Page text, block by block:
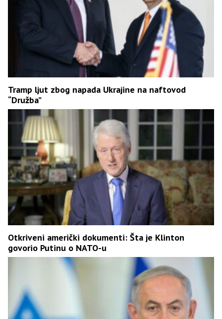
Tramp ljut zbog napada Ukrajine na naftovod
“Družba”
Otkriveni američki dokumenti: Šta je Klinton
govorio Putinu o NATO-u